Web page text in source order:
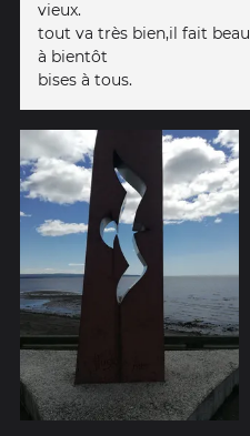
vieux.
tout va très bien,il fait beau
à bientôt
bises à tous.